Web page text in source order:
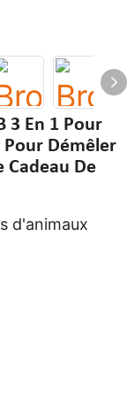
3 En 1 Pour
Pour Démêler
Cadeau De
d'animaux